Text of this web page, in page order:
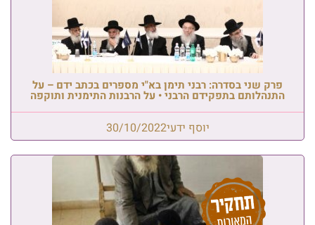
פרק שני בסדרה: רבני תימן בא"י מספרים בכתב ידם – על
התנהלותם בתפקידם הרבני • על הרבנות התימנית ותוקפה
יוסף ידעי30/10/2022